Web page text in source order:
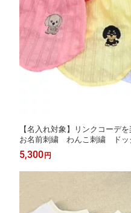
【名入れ対象】リンクコーデ
お名前刺繍 わんこ刺繍 ド
life ワンライフ 犬柄 わん
ロー スカイブルー ブルー 【
いか！メディア掲載】
5,300円